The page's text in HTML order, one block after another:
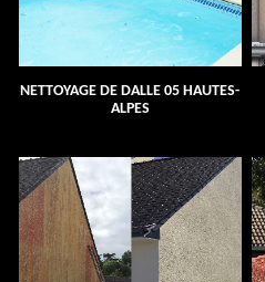
NETTOYAGE DE DALLE 05 HAUTES-
ALPES